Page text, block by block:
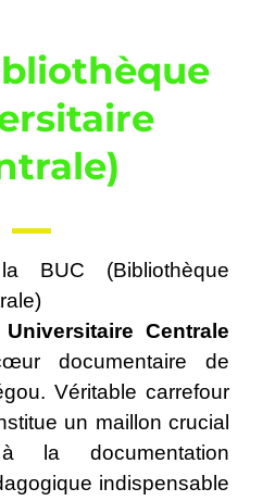
BUC (Bibliothèque
Centrale
documentaire de
. Véritable carrefour
un maillon crucial
la documentation
indispensable